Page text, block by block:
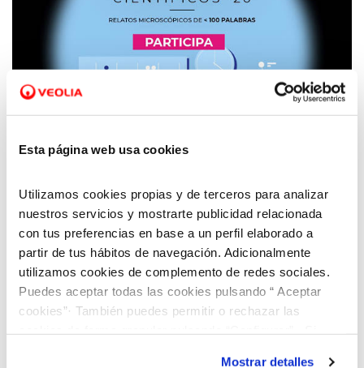
Esta página web usa cookies
Utilizamos cookies propias y de terceros para analizar
nuestros servicios y mostrarte publicidad relacionada
con tus preferencias en base a un perfil elaborado a
partir de tus hábitos de navegación. Adicionalmente
utilizamos cookies de complemento de redes sociales.
Puedes aceptar todas las cookies pulsando “ Aceptar
cookies”· También puedes permitir o rechazar las
Mostrar detalles
28 SEP 2020
edición de su Concurso Microrrelatos